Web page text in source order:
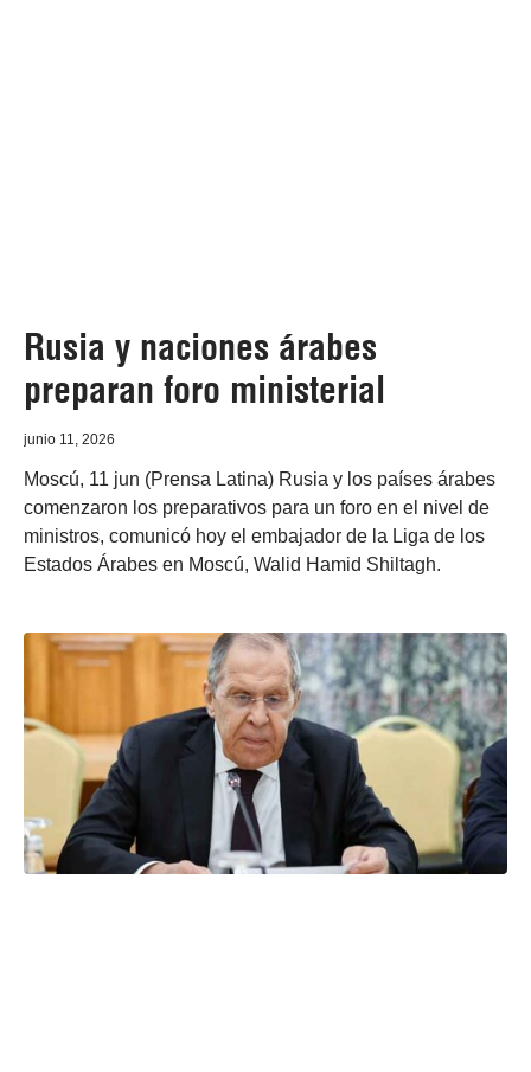
Rusia y naciones árabes
preparan foro ministerial
junio 11, 2026
Moscú, 11 jun (Prensa Latina) Rusia y los países árabes
comenzaron los preparativos para un foro en el nivel de
ministros, comunicó hoy el embajador de la Liga de los
Estados Árabes en Moscú, Walid Hamid Shiltagh.